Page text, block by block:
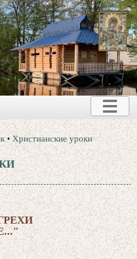
•Христианские уроки